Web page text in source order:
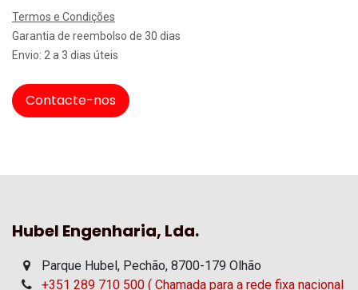
Termos e Condições
Garantia de reembolso de 30 dias
Envio: 2 a 3 dias úteis
Contacte-nos
Hubel Engenharia, Lda.
Parque Hubel, Pechão, 8700-179 Olhão
+351 289 710 500 ( Chamada para a rede fixa nacional